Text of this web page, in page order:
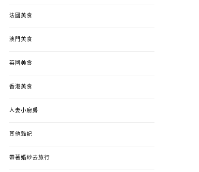
法國美食
澳門美食
英國美食
香港美食
人妻小廚房
其他雜記
帶著婚紗去旅行